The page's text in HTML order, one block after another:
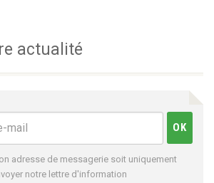
actualité
adresse de messagerie soit uniquement
notre lettre d'information